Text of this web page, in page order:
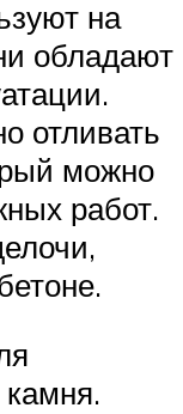
на
обладают
отливать
можно
работ.
камня.